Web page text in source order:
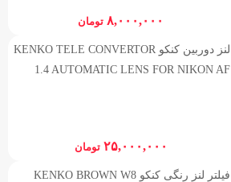
۸,۰۰۰,۰۰۰ تومان
لنز دوربین کنکو KENKO TELE CONVERTOR
1.4 AUTOMATIC LENS FOR NIKON AF
۲۵,۰۰۰,۰۰۰ تومان
فیلتر لنز رنگی کنکو KENKO BROWN W8